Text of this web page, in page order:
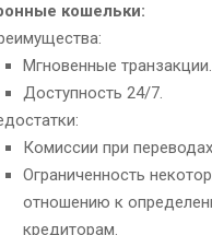
кошельки:
Мгновенные транзакции.
Доступность 24/7.
Комиссии при
Ограниченность
отношению к
кредиторам.